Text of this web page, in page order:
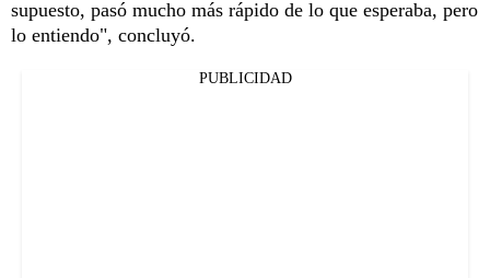
supuesto, pasó mucho más rápido de lo que esperaba, pero
lo entiendo", concluyó.
PUBLICIDAD